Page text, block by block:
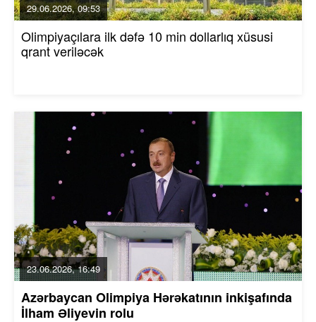
29.06.2026, 09:53
Olimpiyaçılara ilk dəfə 10 min dollarlıq xüsusi
qrant veriləcək
23.06.2026, 16:49
Azərbaycan Olimpiya Hərəkatının inkişafında
İlham Əliyevin rolu